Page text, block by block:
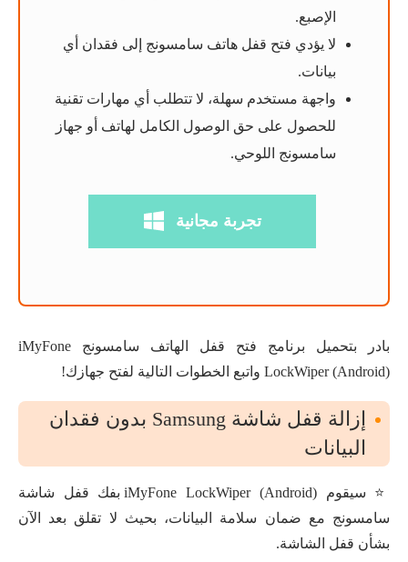
الإصبع.
لا يؤدي فتح قفل هاتف سامسونج إلى فقدان أي
بيانات.
واجهة مستخدم سهلة، لا تتطلب أي مهارات تقنية
للحصول على حق الوصول الكامل لهاتف أو جهاز
سامسونج اللوحي.
تجربة مجانية
بادر بتحميل برنامج فتح قفل الهاتف سامسونج iMyFone
LockWiper (Android) واتبع الخطوات التالية لفتح جهازك!
إزالة قفل شاشة Samsung بدون فقدان
البيانات
⭐ سيقوم iMyFone LockWiper (Android) بفك قفل شاشة
سامسونج مع ضمان سلامة البيانات، بحيث لا تقلق بعد الآن
بشأن قفل الشاشة.